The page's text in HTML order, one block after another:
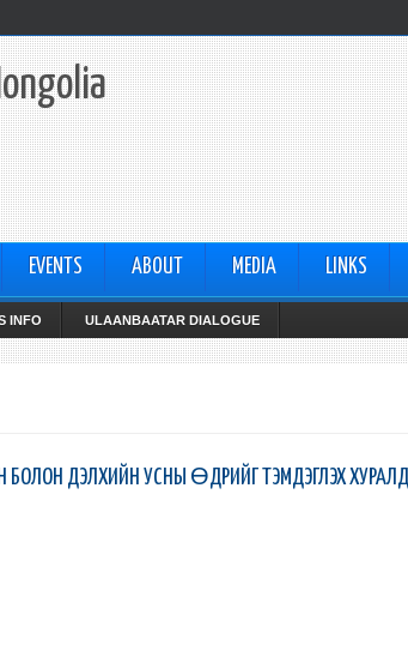
EVENTS ABOUT MEDIA LINKS
INFO ULAANBAATAR DIALOGUE
ДЭЛХИЙН УСНЫ ӨДРИЙГ ТЭМДЭГЛЭХ ХУРАЛД